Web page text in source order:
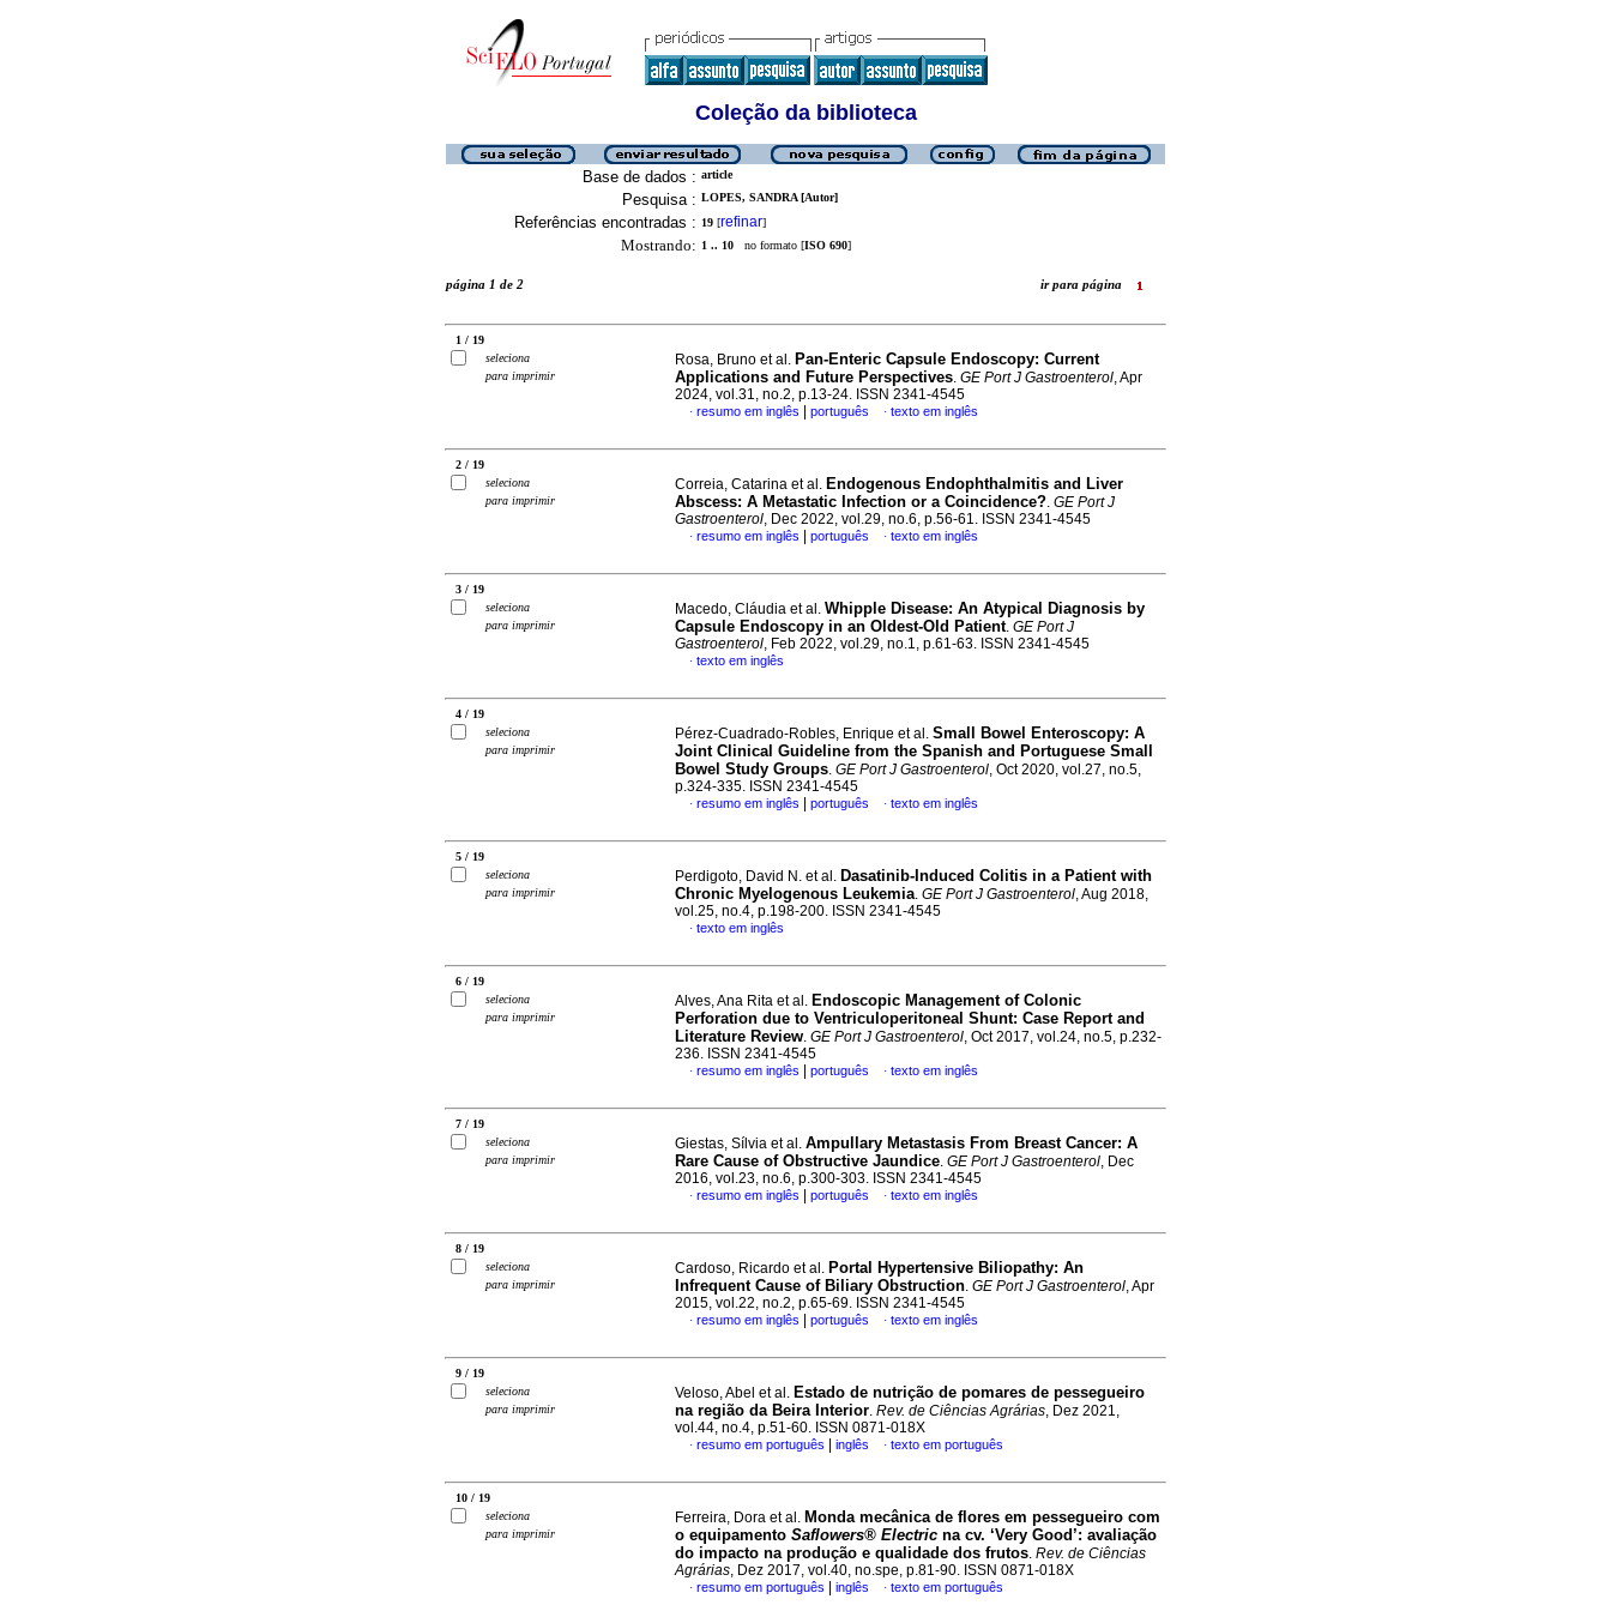
Coleção da biblioteca
Base de dados : article
Pesquisa : LOPES, SANDRA [Autor]
Referências encontradas : 19 [refinar]
Mostrando: 1 .. 10 no formato [ISO 690]
página 1 de 2 ir para página
1 / 19
seleciona
para imprimir
Rosa, Bruno et al. Pan-Enteric Capsule Endoscopy: Current
Applications and Future Perspectives. GE Port J Gastroenterol, Apr
2024, vol.31, no.2, p.13-24. ISSN 2341-4545
· resumo em inglês português · texto em inglês
2 / 19
seleciona
para imprimir
Correia, Catarina et al. Endogenous Endophthalmitis and Liver
Abscess: A Metastatic Infection or a Coincidence?. GE Port J
Gastroenterol, Dec 2022, vol.29, no.6, p.56-61. ISSN 2341-4545
· resumo em inglês português · texto em inglês
3 / 19
seleciona
para imprimir
Macedo, Cláudia et al. Whipple Disease: An Atypical Diagnosis by
Capsule Endoscopy in an Oldest-Old Patient. GE Port J
Gastroenterol, Feb 2022, vol.29, no.1, p.61-63. ISSN 2341-4545
· texto em inglês
4 / 19
seleciona
para imprimir
Pérez-Cuadrado-Robles, Enrique et al. Small Bowel Enteroscopy: A
Joint Clinical Guideline from the Spanish and Portuguese Small
Bowel Study Groups. GE Port J Gastroenterol, Oct 2020, vol.27, no.5,
p.324-335. ISSN 2341-4545
· resumo em inglês português · texto em inglês
5 / 19
seleciona
para imprimir
Perdigoto, David N. et al. Dasatinib-Induced Colitis in a Patient with
Chronic Myelogenous Leukemia. GE Port J Gastroenterol, Aug 2018,
vol.25, no.4, p.198-200. ISSN 2341-4545
· texto em inglês
6 / 19
seleciona
para imprimir
Alves, Ana Rita et al. Endoscopic Management of Colonic
Perforation due to Ventriculoperitoneal Shunt: Case Report and
Literature Review. GE Port J Gastroenterol, Oct 2017, vol.24, no.5, p.232-
236. ISSN 2341-4545
· resumo em inglês português · texto em inglês
7 / 19
seleciona
para imprimir
Giestas, Sílvia et al. Ampullary Metastasis From Breast Cancer: A
Rare Cause of Obstructive Jaundice. GE Port J Gastroenterol, Dec
2016, vol.23, no.6, p.300-303. ISSN 2341-4545
· resumo em inglês português · texto em inglês
8 / 19
seleciona
para imprimir
Cardoso, Ricardo et al. Portal Hypertensive Biliopathy: An
Infrequent Cause of Biliary Obstruction. GE Port J Gastroenterol, Apr
2015, vol.22, no.2, p.65-69. ISSN 2341-4545
· resumo em inglês português · texto em inglês
9 / 19
seleciona
para imprimir
Veloso, Abel et al. Estado de nutrição de pomares de pessegueiro
na região da Beira Interior. Rev. de Ciências Agrárias, Dez 2021,
vol.44, no.4, p.51-60. ISSN 0871-018X
· resumo em português inglês · texto em português
10 / 19
seleciona
para imprimir
Ferreira, Dora et al. Monda mecânica de flores em pessegueiro com
o equipamento Saflowers® Electric na cv. ‘Very Good’: avaliação
do impacto na produção e qualidade dos frutos. Rev. de Ciências
Agrárias, Dez 2017, vol.40, no.spe, p.81-90. ISSN 0871-018X
· resumo em português inglês · texto em português